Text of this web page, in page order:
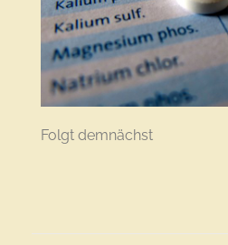
Folgt demnächst